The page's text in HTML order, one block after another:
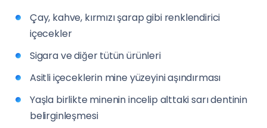
Çay, kahve, kırmızı şarap gibi renklendirici
içecekler
Sigara ve diğer tütün ürünleri
Asitli içeceklerin mine yüzeyini aşındırması
Yaşla birlikte minenin incelip alttaki sarı dentinin
belirginleşmesi